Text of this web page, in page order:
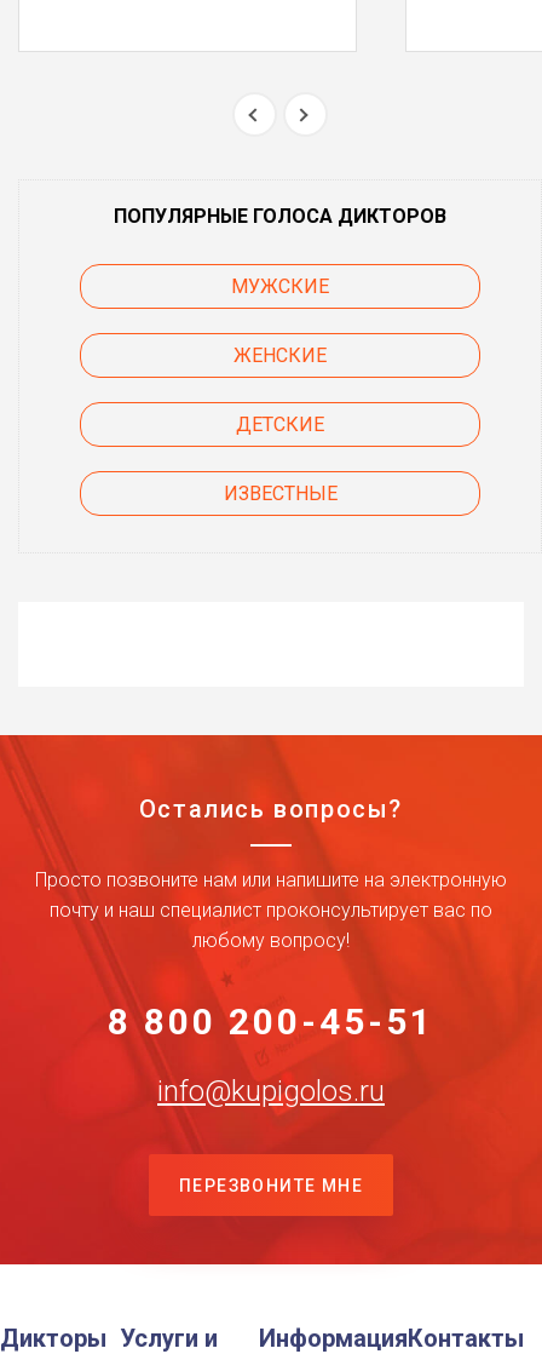
ПОПУЛЯРНЫЕ ГОЛОСА ДИКТОРОВ
МУЖСКИЕ
ЖЕНСКИЕ
ДЕТСКИЕ
ИЗВЕСТНЫЕ
Остались вопросы?
Просто позвоните нам или напишите на электронную
почту и наш специалист проконсультирует вас по
любому вопросу!
8 800 200-45-51
info@kupigolos.ru
ПЕРЕЗВОНИТЕ МНЕ
Дикторы Услуги и
ИнформацияКонтакты